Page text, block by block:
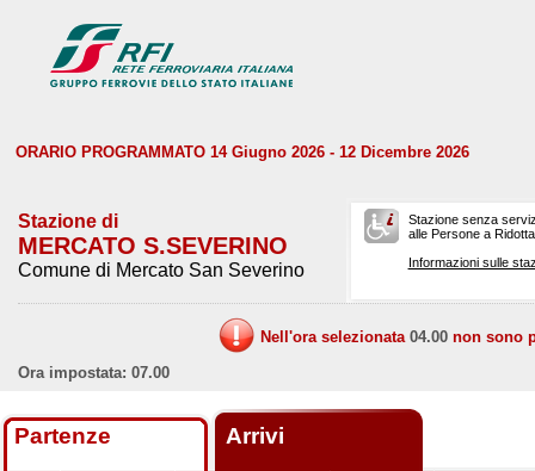
ORARIO PROGRAMMATO 14 Giugno 2026 - 12 Dicembre 2026
Stazione di
MERCATO S.SEVERINO
Comune di Mercato San Severino
Stazione senza
alle Persone a
Informazioni sulle
Nell'ora selezionata 04.00 non sono
Ora impostata: 07.00
Partenze Arrivi